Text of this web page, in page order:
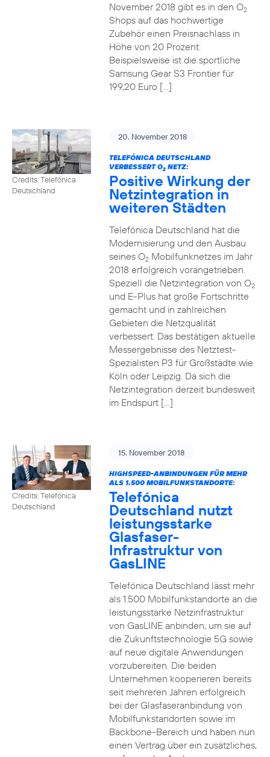
November 2018 gibt es in den O2
Shops auf das hochwertige
Zubehör einen Preisnachlass in
Höhe von 20 Prozent:
Beispielsweise ist die sportliche
Samsung Gear S3 Frontier für
199,20 Euro […]
Credits: Telefónica
Deutschland
20. November 2018
TELEFÓNICA DEUTSCHLAND
VERBESSERT O2NETZ:
Positive Wirkung der
Netzintegration in
weiteren Städten
Telefónica Deutschland hat die
Modernisierung und den Ausbau
seines O2Mobilfunknetzes im Jahr
2018 erfolgreich vorangetrieben.
Speziell die Netzintegration von O2
und E-Plus hat große Fortschritte
gemacht und in zahlreichen
Gebieten die Netzqualität
verbessert. Das bestätigen aktuelle
Messergebnisse des Netztest-
Spezialisten P3 für Großstädte wie
Köln oder Leipzig. Da sich die
Netzintegration derzeit bundesweit
im Endspurt […]
Credits: Telefónica
Deutschland
15. November 2018
HIGHSPEED-ANBINDUNGEN FÜR MEHR
ALS 1.500 MOBILFUNKSTANDORTE:
Telefónica
Deutschland nutzt
leistungsstarke
Glasfaser-
Infrastruktur von
GasLINE
Telefónica Deutschland lässt mehr
als 1.500 Mobilfunkstandorte an die
leistungsstarke Netzinfrastruktur
von GasLINE anbinden, um sie auf
die Zukunftstechnologie 5G sowie
auf neue digitale Anwendungen
vorzubereiten. Die beiden
Unternehmen kooperieren bereits
seit mehreren Jahren erfolgreich
bei der Glasfaseranbindung von
Mobilfunkstandorten sowie im
Backbone-Bereich und haben nun
einen Vertrag über ein zusätzliches,